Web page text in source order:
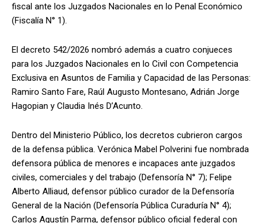
fiscal ante los Juzgados Nacionales en lo Penal Económico
(Fiscalía N° 1).
El decreto 542/2026 nombró además a cuatro conjueces
para los Juzgados Nacionales en lo Civil con Competencia
Exclusiva en Asuntos de Familia y Capacidad de las Personas:
Ramiro Santo Fare, Raúl Augusto Montesano, Adrián Jorge
Hagopian y Claudia Inés D’Acunto.
Dentro del Ministerio Público, los decretos cubrieron cargos
de la defensa pública. Verónica Mabel Polverini fue nombrada
defensora pública de menores e incapaces ante juzgados
civiles, comerciales y del trabajo (Defensoría N° 7); Felipe
Alberto Alliaud, defensor público curador de la Defensoría
General de la Nación (Defensoría Pública Curaduría N° 4);
Carlos Agustín Parma, defensor público oficial federal con